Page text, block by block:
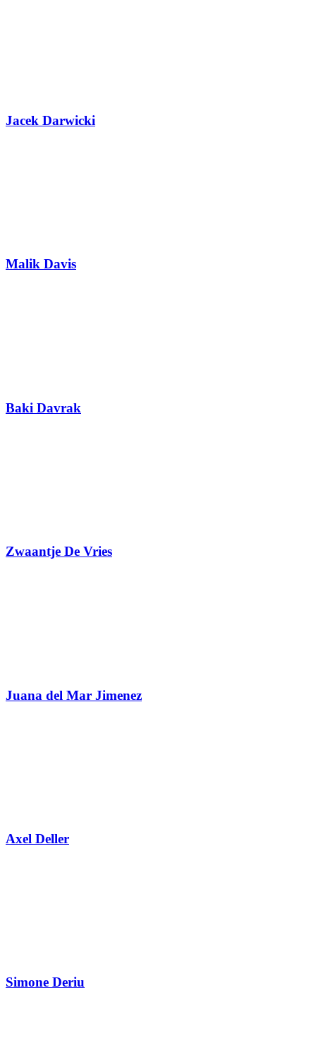
Jacek Darwicki
Malik Davis
Baki Davrak
Zwaantje De Vries
Juana del Mar Jimenez
Axel Deller
Simone Deriu